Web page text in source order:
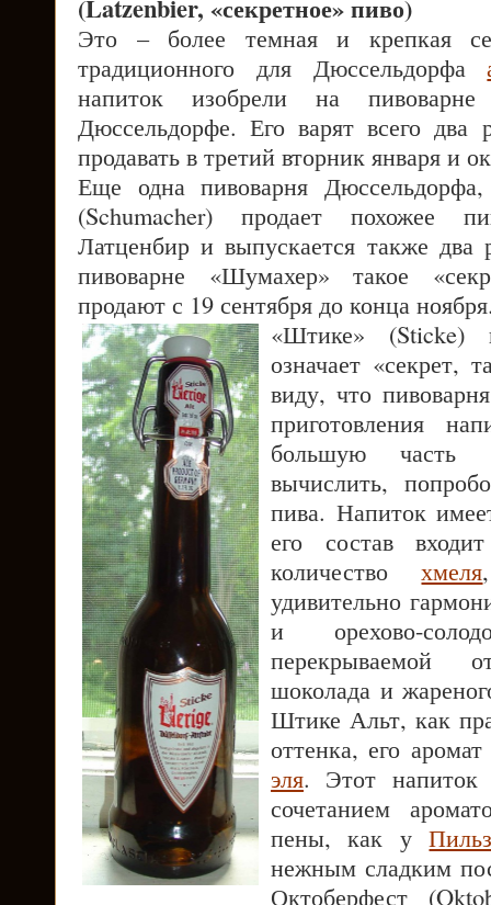
(Latzenbier, «секретное» пиво)
Это – более темная и крепкая
традиционного для Дюссельдорфа
напиток изобрели на
Дюссельдорфе. Его варят всего два
продавать в третий вторник января и
Еще одна пивоварня
(Schumacher) продает похожее
Латценбир и выпускается также
пивоварне «Шумахер» такое
продают с 19 сентября до конца
«Штике» (Sticke)
означает «секрет,
виду, что
приготовления
большую часть
вычислить,
пива. Напиток
его состав
количествохмеля
удивительно
и орехово-
перекрываемой
шоколада и
Штике Альт, как
оттенка, его
эля. Этот напиток
сочетанием
пены, как у
нежным сладким
Октоберфест